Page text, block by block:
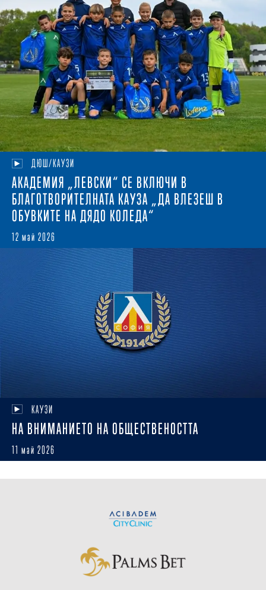
ДЮШ/КАУЗИ
АКАДЕМИЯ „ЛЕВСКИ“ СЕ ВКЛЮЧИ В
БЛАГОТВОРИТЕЛНАТА КАУЗА „ДА ВЛЕЗЕШ В
ОБУВКИТЕ НА ДЯДО КОЛЕДА“
12 май 2026
КАУЗИ
НА ВНИМАНИЕТО НА ОБЩЕСТВЕНОСТТА
11 май 2026